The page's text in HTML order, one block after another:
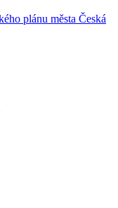
plánu města Česká